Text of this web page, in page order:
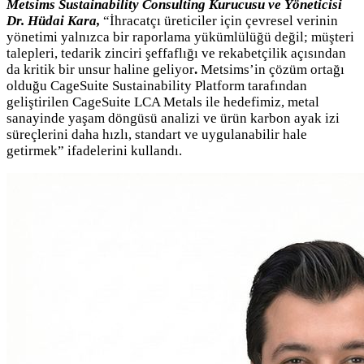
Metsims Sustainability Consulting Kurucusu ve Yöneticisi
Dr. Hüdai Kara, “İhracatçı üreticiler için çevresel verinin
yönetimi yalnızca bir raporlama yükümlülüğü değil; müşteri
talepleri, tedarik zinciri şeffaflığı ve rekabetçilik açısından
da kritik bir unsur haline geliyor. Metsims’in çözüm ortağı
olduğu CageSuite Sustainability Platform tarafından
geliştirilen CageSuite LCA Metals ile hedefimiz, metal
sanayinde yaşam döngüsü analizi ve ürün karbon ayak izi
süreçlerini daha hızlı, standart ve uygulanabilir hale
getirmek” ifadelerini kullandı.